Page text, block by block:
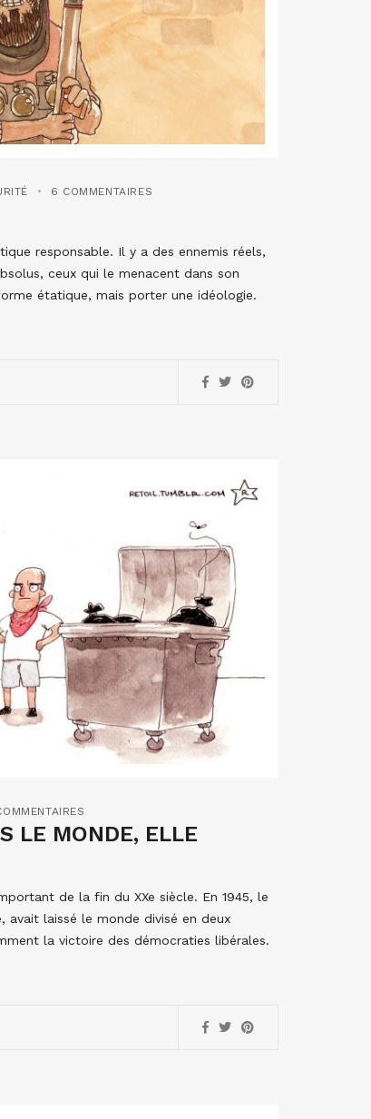
6 COMMENTAIRES
responsable. Il y a des ennemis réels,
ceux qui le menacent dans son
étatique, mais porter une idéologie.
LE MONDE, ELLE
de la fin du XXe siècle. En 1945, le
laissé le monde divisé en deux
la victoire des démocraties libérales.